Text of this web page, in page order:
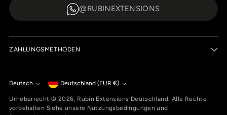
@RUBINEXTENSIONS
ZAHLUNGSMETHODEN
Sprache
Deutsch Währung Deutschland (EUR €)
Urheberrecht © 2026, Rubin Extensions Deutschland. Alle Rechte
vorbehalten Siehe unsere Nutzungsbedingungen und